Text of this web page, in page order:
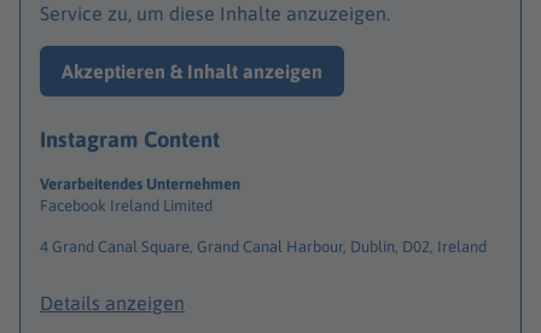
Service zu, um diese Inhalte anzuzeigen.
Akzeptieren & Inhalt anzeigen
Instagram Content
Verarbeitendes Unternehmen
Facebook Ireland Limited
4 Grand Canal Square, Grand Canal Harbour, Dublin, D02, Ireland
Details anzeigen